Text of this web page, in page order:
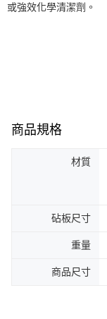
或強效化學清潔劑。
商品規格
材質
砧板尺寸
重量
商品尺寸